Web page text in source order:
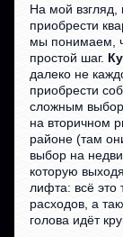
На мой взгляд,
приобрести
мы понимаем,
простой шаг.
далеко не
приобрести
сложным
на вторичном
районе (там
выбор на
которую
лифта: всё это
расходов, а
голова идёт